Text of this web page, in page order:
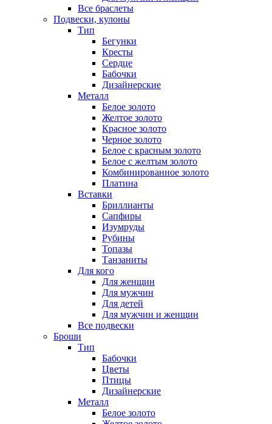
Все браслеты
Подвески, кулоны
Тип
Бегунки
Кресты
Сердце
Бабочки
Дизайнерские
Металл
Белое золото
Желтое золото
Красное золото
Черное золото
Белое с красным золото
Белое с желтым золото
Комбинированное золото
Платина
Вставки
Бриллианты
Сапфиры
Изумруды
Рубины
Топазы
Танзаниты
Для кого
Для женщин
Для мужчин
Для детей
Для мужчин и женщин
Все подвески
Броши
Тип
Бабочки
Цветы
Птицы
Дизайнерские
Металл
Белое золото